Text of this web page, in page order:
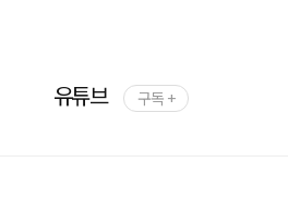
유튜브 구독 +